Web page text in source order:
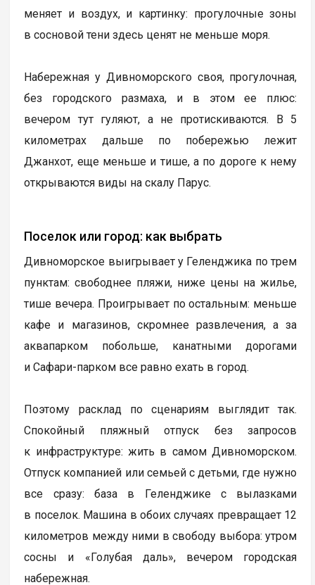
меняет и воздух, и картинку: прогулочные зоны
в сосновой тени здесь ценят не меньше моря.
Набережная у Дивноморского своя, прогулочная,
без городского размаха, и в этом ее плюс:
вечером тут гуляют, а не протискиваются. В 5
километрах дальше по побережью лежит
Джанхот, еще меньше и тише, а по дороге к нему
открываются виды на скалу Парус.
Поселок или город: как выбрать
Дивноморское выигрывает у Геленджика по трем
пунктам: свободнее пляжи, ниже цены на жилье,
тише вечера. Проигрывает по остальным: меньше
кафе и магазинов, скромнее развлечения, а за
аквапарком побольше, канатными дорогами
и Сафари-парком все равно ехать в город.
Поэтому расклад по сценариям выглядит так.
Спокойный пляжный отпуск без запросов
к инфраструктуре: жить в самом Дивноморском.
Отпуск компанией или семьей с детьми, где нужно
все сразу: база в Геленджике с вылазками
в поселок. Машина в обоих случаях превращает 12
километров между ними в свободу выбора: утром
сосны и «Голубая даль», вечером городская
набережная.